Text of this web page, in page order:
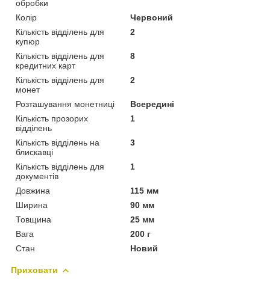
обробки
Колір
Червоний
Кількість відділень для
купюр
2
Кількість відділень для
кредитних карт
8
Кількість відділень для
монет
2
Розташування монетниці
Всередині
Кількість прозорих
відділень
1
Кількість відділень на
блискавці
3
Кількість відділень для
документів
1
Довжина
115 мм
Ширина
90 мм
Товщина
25 мм
Вага
200 г
Стан
Новий
Приховати